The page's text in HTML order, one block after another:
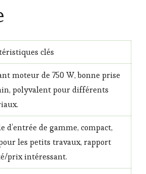
clés
moteur de 750 W, bonne prise
polyvalent pour différents
d’entrée de gamme, compact,
les petits travaux, rapport
prix intéressant.